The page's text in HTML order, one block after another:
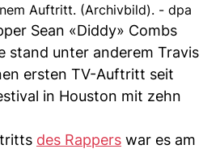
Auftritt. (Archivbild). - dpa
Sean «Diddy» Combs
stand unter anderem Travis
ersten TV-Auftritt seit
in Houston mit zehn
des Rappers war es am